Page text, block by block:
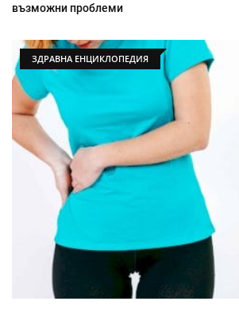
възможни проблеми
ЗДРАВНА ЕНЦИКЛОПЕДИЯ